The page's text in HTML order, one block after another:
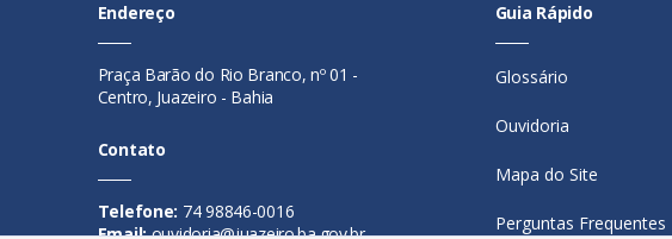
Endereço
Praça Barão do Rio Branco, nº 01 -
Centro, Juazeiro - Bahia
Contato
Telefone: 74 98846-0016
Email:ouvidoria@juazeiro.ba.gov.br
Guia Rápido
Glossário
Ouvidoria
Mapa do Site
Perguntas Frequentes